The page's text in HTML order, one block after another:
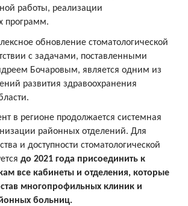
работы, реализации
программ.
обновление стоматологической
с задачами, поставленными
Бочаровым, является одним из
развития здравоохранения
в регионе продолжается системная
районных отделений. Для
и доступности стоматологической
до 2021 года присоединить к
все кабинеты и отделения, которые
многопрофильных клиник и
больниц.